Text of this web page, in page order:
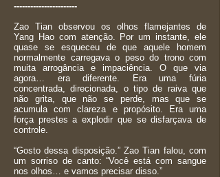
-----------------------
Zao Tian observou os olhos flamejantes de
Yang Hao com atenção. Por um instante, ele
quase se esqueceu de que aquele homem
normalmente carregava o peso do trono com
muita arrogância e impaciência. O que via
agora… era diferente. Era uma fúria
concentrada, direcionada, o tipo de raiva que
não grita, que não se perde, mas que se
acumula com clareza e propósito. Era uma
força prestes a explodir que se disfarçava de
controle.
“Gosto dessa disposição.” Zao Tian falou, com
um sorriso de canto: “Você está com sangue
nos olhos… e vamos precisar disso.”